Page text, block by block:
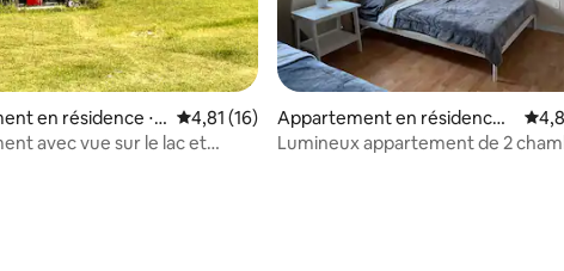
en résidence ⋅ L Évaluation moyenne sur la base de 16
4,81 (16)
avec vue sur le lac et
Appartement en résidence ⋅
Gatineau
Lumineux appartement de 2